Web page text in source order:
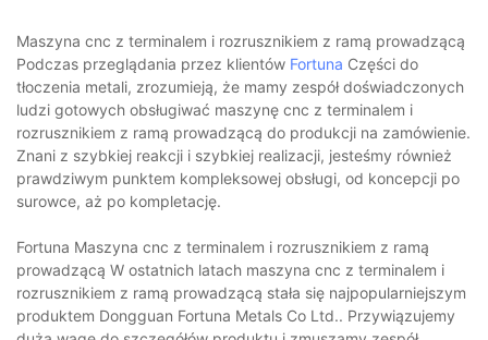
Maszyna cnc z terminalem i rozrusznikiem z ramą prowadzącą
Podczas przeglądania przez klientów Fortuna Części do
tłoczenia metali, zrozumieją, że mamy zespół doświadczonych
ludzi gotowych obsługiwać maszynę cnc z terminalem i
rozrusznikiem z ramą prowadzącą do produkcji na zamówienie.
Znani z szybkiej reakcji i szybkiej realizacji, jesteśmy również
prawdziwym punktem kompleksowej obsługi, od koncepcji po
surowce, aż po kompletację.
Fortuna Maszyna cnc z terminalem i rozrusznikiem z ramą
prowadzącą W ostatnich latach maszyna cnc z terminalem i
rozrusznikiem z ramą prowadzącą stała się najpopularniejszym
produktem Dongguan Fortuna Metals Co Ltd.. Przywiązujemy